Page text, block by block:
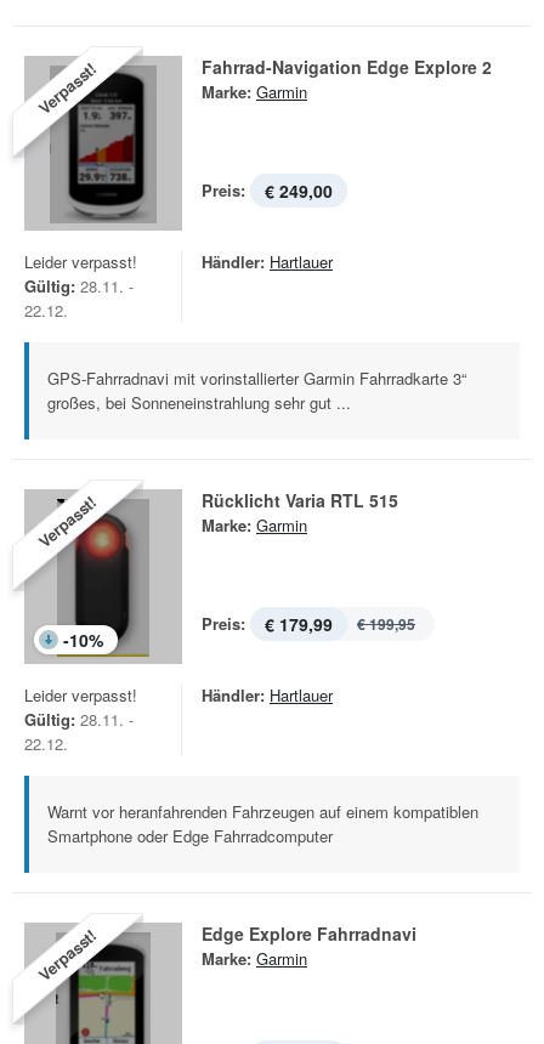
Verpasst! Fahrrad-Navigation Edge Explore 2
Marke: Garmin
Preis: € 249,00
Leider verpasst!
Gültig: 28.11. -
22.12.
Händler: Hartlauer
GPS-Fahrradnavi mit vorinstallierter Garmin Fahrradkarte 3“
großes, bei Sonneneinstrahlung sehr gut ...
Verpasst!
-10%
Rücklicht Varia RTL 515
Marke: Garmin
Preis: € 179,99 € 199,95
Leider verpasst!
Gültig: 28.11. -
22.12.
Händler: Hartlauer
Warnt vor heranfahrenden Fahrzeugen auf einem kompatiblen
Smartphone oder Edge Fahrradcomputer
Verpasst! Edge Explore Fahrradnavi
Marke: Garmin